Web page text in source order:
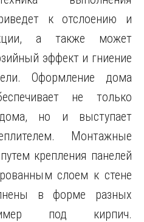
к отслоению и
а также может
эффект и гниение
Оформление дома
не только
но и выступает
Монтажные
крепления панелей
слоем к стене
в форме разных
под кирпич.